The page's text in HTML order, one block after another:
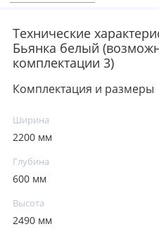
Технические
Бьянка белый
комплектации 3)
Комплектация и размеры
Ширина
2200 мм
Глубина
600 мм
Высота
2490 мм